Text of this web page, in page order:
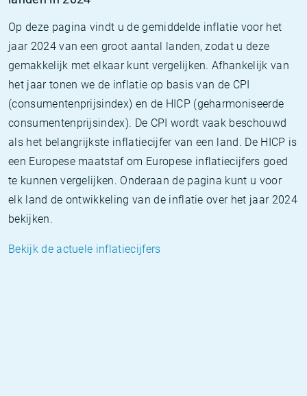
Op deze pagina vindt u de gemiddelde inflatie voor het
jaar 2024 van een groot aantal landen, zodat u deze
gemakkelijk met elkaar kunt vergelijken. Afhankelijk van
het jaar tonen we de inflatie op basis van de CPI
(consumentenprijsindex) en de HICP (geharmoniseerde
consumentenprijsindex). De CPI wordt vaak beschouwd
als het belangrijkste inflatiecijfer van een land. De HICP is
een Europese maatstaf om Europese inflatiecijfers goed
te kunnen vergelijken. Onderaan de pagina kunt u voor
elk land de ontwikkeling van de inflatie over het jaar 2024
bekijken.
Bekijk de actuele inflatiecijfers